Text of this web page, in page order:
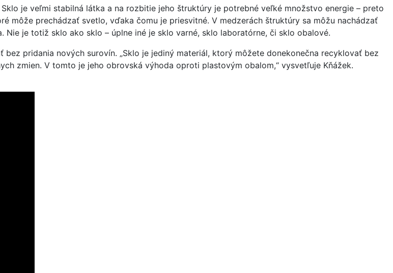
je veľmi stabilná látka a na rozbitie jeho štruktúry je potrebné veľké množstvo energie – preto
môže prechádzať svetlo, vďaka čomu je priesvitné. V medzerách štruktúry sa môžu nachádzať
je totiž sklo ako sklo – úplne iné je sklo varné, sklo laboratórne, či sklo obalové.
pridania nových surovín. „Sklo je jediný materiál, ktorý môžete donekonečna recyklovať bez
zmien. V tomto je jeho obrovská výhoda oproti plastovým obalom,“ vysvetľuje Kňážek.